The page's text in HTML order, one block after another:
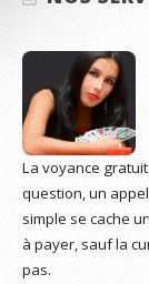
La voyance
question, un
simple se cache
à payer, sauf la
pas.